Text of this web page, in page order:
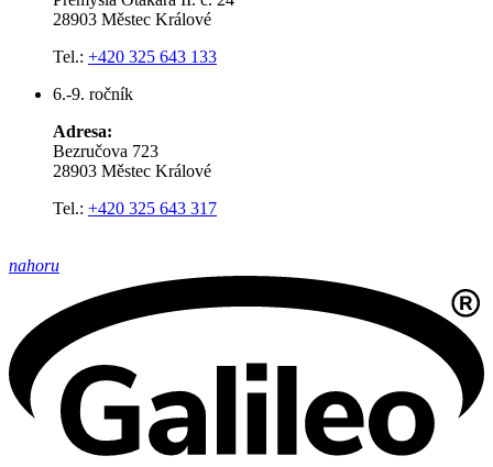
28903 Městec Králové
Tel.: +420 325 643 133
6.-9. ročník
Adresa:
Bezručova 723
28903 Městec Králové
Tel.: +420 325 643 317
nahoru